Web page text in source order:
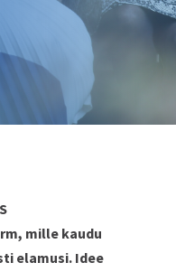
mille kaudu
elamusi. Idee